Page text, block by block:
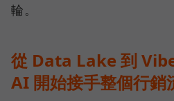
輪。
從 Data Lake 到
AI 開始接手整個行銷